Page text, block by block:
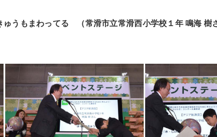
ゅうもまわってる （常滑市立常滑西小学校１年 鳴海 樹